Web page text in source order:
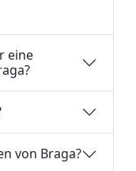
eine
von Braga?